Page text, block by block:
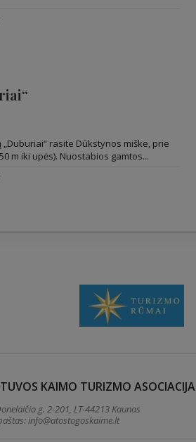
rasite Dūkstynos miške, prie
m iki upės). Nuostabios gamtos...
KAIMO TURIZMO ASOCIACIJA
g. 2-201, LT-44213 Kaunas
info@atostogoskaime.lt